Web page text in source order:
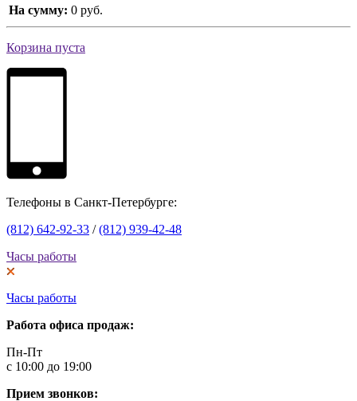
На сумму: 0 руб.
Корзина пуста
Телефоны в Санкт-Петербурге:
(812) 642-92-33 /(812) 939-42-48
Часы работы
Часы работы
Работа офиса продаж:
Пн-Пт
с 10:00 до 19:00
Прием звонков: